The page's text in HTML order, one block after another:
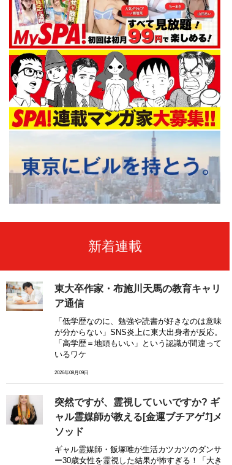
新着連載
東大卒作家・布施川天馬の教育キャリ
ア通信
「低学歴なのに、勉強や読書が好きなのは意味
が分からない」SNS炎上に東大出身者が反応。
「高学歴＝地頭もいい」という認識が間違って
いるワケ
2026年08月09日
突然ですが、霊視していいですか? ギ
ャル霊媒師が教える[金運ブチアゲ⤴]メ
ソッド
ギャル霊媒師・飯塚唯が生活カツカツのダンサ
ー30歳女性を霊視した結果が怖すぎる！「大き